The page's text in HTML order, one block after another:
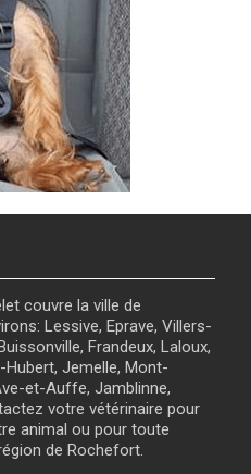
couvre la ville de
Lessive, Eprave, Villers-
Frandeux, Laloux,
Hubert, Jemelle, Mont-
et-Auffe, Jamblinne,
votre vétérinaire pour
animal ou pour toute
de Rochefort.